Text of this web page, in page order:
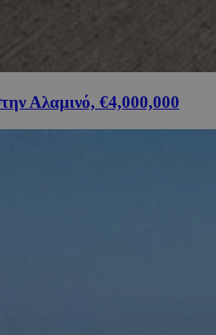
Αλαμινό, €4,000,000